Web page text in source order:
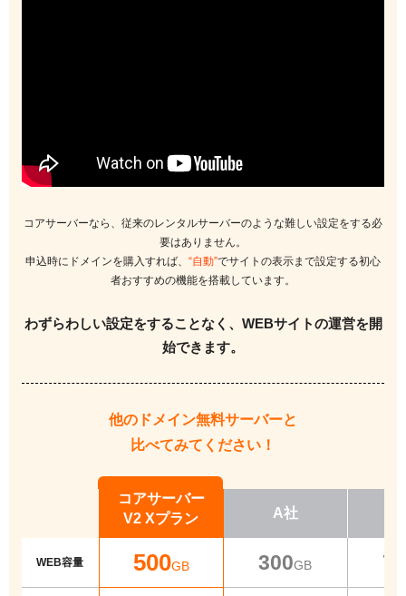
コアサーバーなら、従来のレンタルサーバーのような難しい設定をする必
要はありません。
申込時にドメインを購入すれば、 “自動”でサイトの表示まで設定する初心
者おすすめの機能を搭載しています。
わずらわしい設定をすることなく、WEBサイトの運営を開
始できます。
他のドメイン無料サーバーと
比べてみてください！
コアサーバー
V2 Xプラン
A社
WEB容量 500GB 300GB